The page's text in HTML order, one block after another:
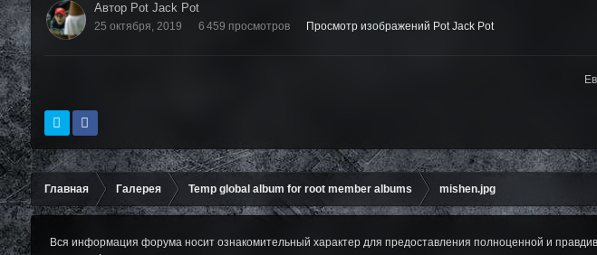
Автор Pot Jack Pot
25 октября, 2019 6 459 просмотров Просмотр изображений Pot Jack Pot
Главная Галерея Temp global album for root member albums mishen.jpg
Вся информация форума носит ознакомительный характер для предоставления полноценной и